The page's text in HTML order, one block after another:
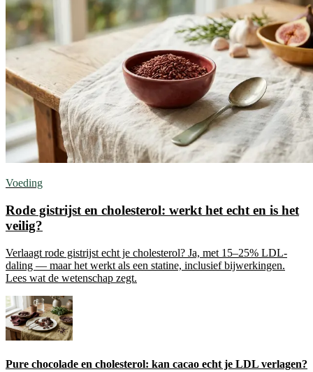
Voeding
Rode gistrijst en cholesterol: werkt het echt en is het
veilig?
Verlaagt rode gistrijst echt je cholesterol? Ja, met 15–25% LDL-
daling — maar het werkt als een statine, inclusief bijwerkingen.
Lees wat de wetenschap zegt.
Pure chocolade en cholesterol: kan cacao echt je LDL verlagen?